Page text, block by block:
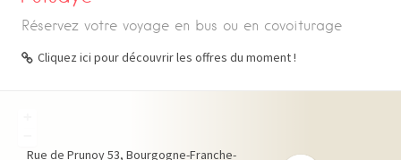
Réservez votre voyage en bus ou en covoiturage
Cliquez ici pour découvrir les offres du moment !
Rue de Prunoy53 Bourgogne-Franche-